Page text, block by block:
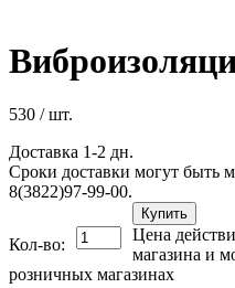
530 / шт.
Доставка 1-2 дн.
Сроки доставки могут быть
8(3822)97-99-00.
Кол-во:
Купить
Цена
магазина и
розничных магазинах